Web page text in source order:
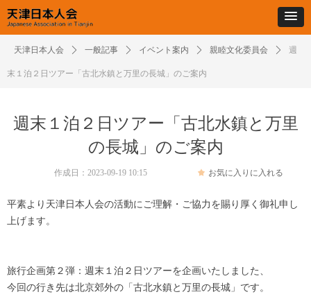
週末１泊２日ツアー「古北水鎮と万里
の長城」のご案内
作成日： 2023-09-19 10:15
平素より天津日本人会の活動にご理解・ご協力を賜り厚く御礼申し
上げます。
旅行企画第２弾：週末１泊２日ツアーを企画いたしました、
今回の行き先は北京郊外の「古北水鎮と万里の長城」です。
天津日本人会 ꄲ 一般記事 ꄲ イベント案内 ꄲ 親睦文化委員会 ꄲ 週
末１泊２日ツアー「古北水鎮と万里の長城」のご案内
끄 お気に入りに入れる